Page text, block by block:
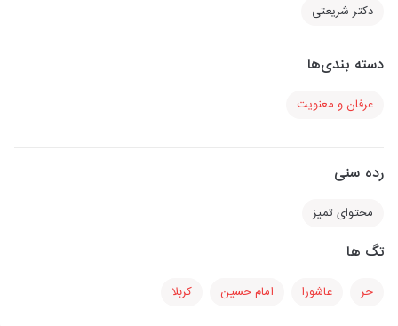
دکتر شریعتی
دسته بندی‌ها
عرفان و معنویت
رده سنی
محتوای تمیز
تگ ها
حر عاشورا امام حسین کربلا